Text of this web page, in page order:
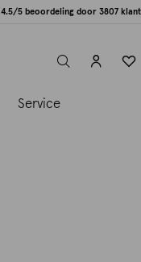
4.5/5 beoordeling door 3807
Service